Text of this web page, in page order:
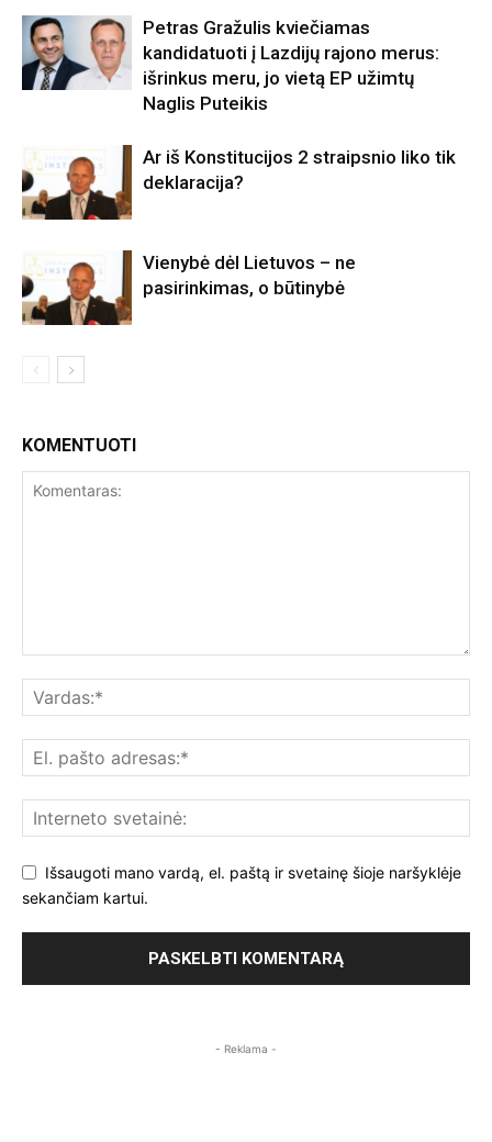
Petras Gražulis kviečiamas
kandidatuoti į Lazdijų rajono merus:
išrinkus meru, jo vietą EP užimtų
Naglis Puteikis
Ar iš Konstitucijos 2 straipsnio liko tik
deklaracija?
Vienybė dėl Lietuvos – ne
pasirinkimas, o būtinybė
KOMENTUOTI
Išsaugoti mano vardą, el. paštą ir svetainę šioje naršyklėje
sekančiam kartui.
- Reklama -